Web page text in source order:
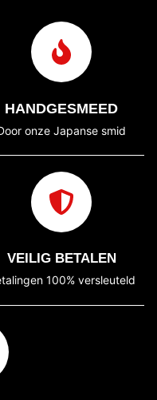
HANDGESMEED
onze Japanse smid
VEILIG BETALEN
100% versleuteld